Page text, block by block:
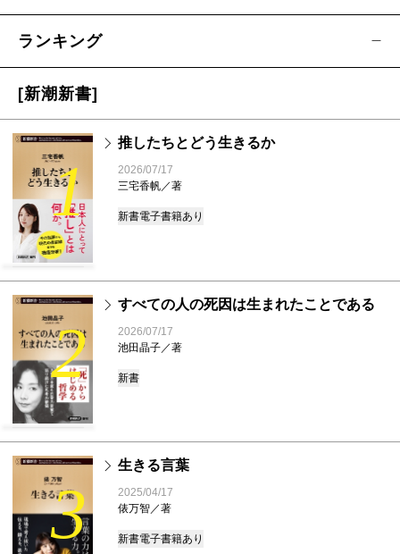
ランキング
[新潮新書]
1
推したちとどう生きるか
2026/07/17
三宅香帆／著
新書電子書籍あり
2
すべての人の死因は生まれたことである
2026/07/17
池田晶子／著
新書
3
生きる言葉
2025/04/17
俵万智／著
新書電子書籍あり